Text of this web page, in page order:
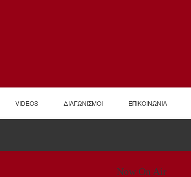
VIDEOS ΔΙΑΓΩΝΙΣΜΟΙ ΕΠΙΚΟΙΝΩΝΙΑ
Now On Air